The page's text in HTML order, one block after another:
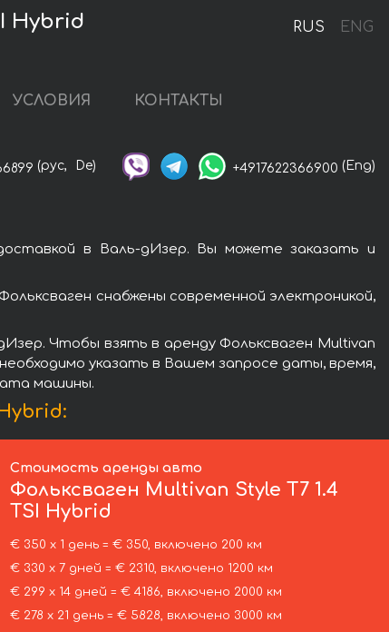
RUS ENG
Hybrid
УСЛОВИЯ КОНТАКТЫ
(рус, De) +4917622366900 (Eng)
в Валь-дИзер. Вы можете заказать и
снабжены современной электроникой,
Чтобы взять в аренду Фольксваген Multivan
указать в Вашем запросе даты, время,
машины.
Стоимость аренды авто
Фольксваген Multivan Style T7 1.4
TSI Hybrid
€ 350 х 1 день = € 350, включено 200 км
€ 330 х 7 дней = € 2310, включено 1200 км
€ 299 х 14 дней = € 4186, включено 2000 км
€ 278 х 21 день = € 5828, включено 3000 км